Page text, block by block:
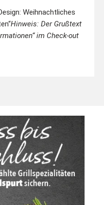
Weihnachtliches
Hinweis: Der Grußtext
im Check-out